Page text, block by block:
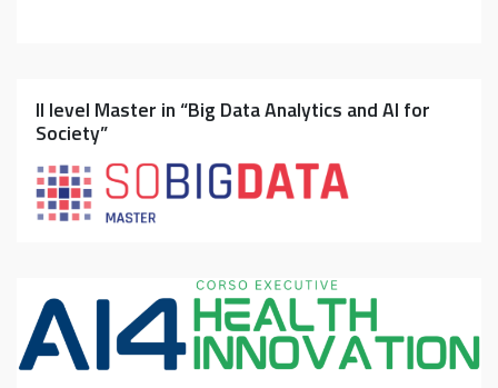
II level Master in “Big Data Analytics and AI for
Society”